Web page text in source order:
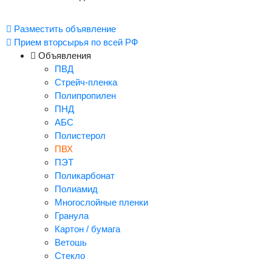
Разместить объявление
Прием вторсырья по всей РФ
Объявления
ПВД
Стрейч-пленка
Полипропилен
ПНД
АБС
Полистерол
ПВХ
ПЭТ
Поликарбонат
Полиамид
Многослойные пленки
Гранула
Картон / бумага
Ветошь
Стекло